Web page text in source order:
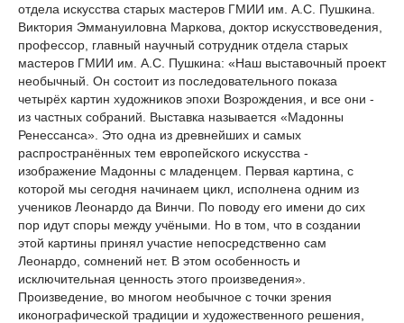
отдела искусства старых мастеров ГМИИ им. А.С. Пушкина.
Виктория Эммануиловна Маркова, доктор искусствоведения,
профессор, главный научный сотрудник отдела старых
мастеров ГМИИ им. А.С. Пушкина: «Наш выставочный проект
необычный. Он состоит из последовательного показа
четырёх картин художников эпохи Возрождения, и все они -
из частных собраний. Выставка называется «Мадонны
Ренессанса». Это одна из древнейших и самых
распространённых тем европейского искусства -
изображение Мадонны с младенцем. Первая картина, с
которой мы сегодня начинаем цикл, исполнена одним из
учеников Леонардо да Винчи. По поводу его имени до сих
пор идут споры между учёными. Но в том, что в создании
этой картины принял участие непосредственно сам
Леонардо, сомнений нет. В этом особенность и
исключительная ценность этого произведения».
Произведение, во многом необычное с точки зрения
иконографической традиции и художественного решения,